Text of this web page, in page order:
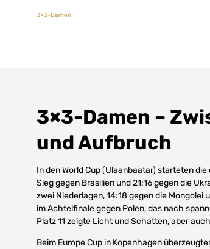
3×3-Damen
3×3-Damen –
und Aufbruch
In den World Cup (Ulaanbaatar) starteten
Sieg gegen Brasilien und 21:16 gegen die
zwei Niederlagen, 14:18 gegen die Mongolei
im Achtelfinale gegen Polen, das nach
Platz 11 zeigte Licht und Schatten, aber
Beim Europe Cup in Kopenhagen